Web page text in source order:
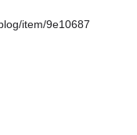
item/9e10687